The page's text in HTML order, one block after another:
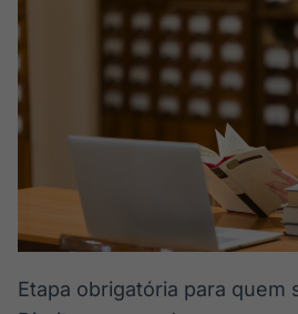
Soluções de Dados
Etapa obrigatória para quem